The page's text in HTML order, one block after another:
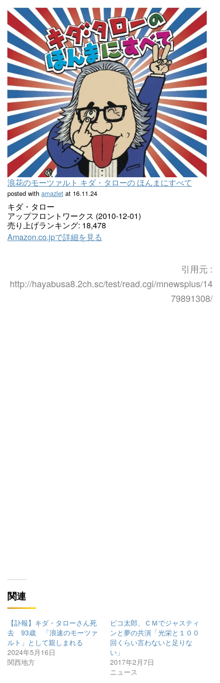
浪花のモーツァルト キダ・タローの ほんまにすべて
posted with amazlet at 16.11.24
キダ・タロー
アップフロントワークス (2010-12-01)
売り上げランキング: 18,478
Amazon.co.jpで詳細を見る
引用元 :
http://hayabusa8.2ch.sc/test/read.cgi/mnewsplus/14
79891308/
関連
【訃報】キダ・タローさん死
去 93歳 「浪速のモーツァ
ルト」として親しまれる
2024年5月16日
関西地方
ピコ太郎、ＣＭでジャスティ
ンと夢の共演「光栄と１００
回くらい言わないと足りな
い」
2017年2月7日
ニュース